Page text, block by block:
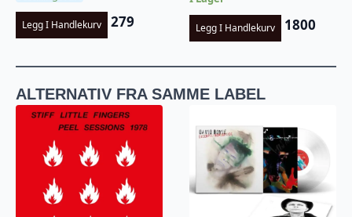
Legg I Handlekurv 279 Legg I Handlekurv 1800
ALTERNATIV FRA SAMME LABEL